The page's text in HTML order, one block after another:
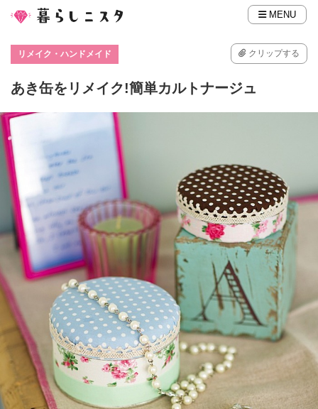
MENU
リメイク・ハンドメイド クリップする
あき缶をリメイク!簡単カルトナージュ